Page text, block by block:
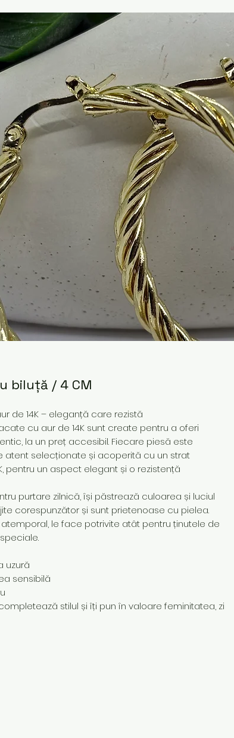
biluță / 4 CM
de 14K – eleganță care rezistă
cu aur de 14K sunt create pentru a oferi
la un preț accesibil. Fiecare piesă este
atent selecționate și acoperită cu un strat
pentru un aspect elegant și o rezistență
purtare zilnică, își păstrează culoarea și luciul
corespunzător și sunt prietenoase cu pielea.
le face potrivite atât pentru ținutele de
uzură
sensibilă
stilul și îți pun în valoare feminitatea, zi